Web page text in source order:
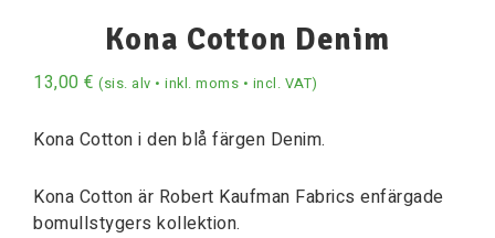
Kona Cotton Denim
13,00 € (sis. alv • inkl. moms • incl. VAT)
Kona Cotton i den blå färgen Denim.
Kona Cotton är Robert Kaufman Fabrics enfärgade
bomullstygers kollektion.